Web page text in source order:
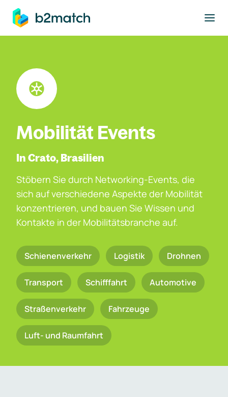
springen
Mobilität Events
In Crato, Brasilien
Stöbern Sie durch Networking-Events, die
sich auf verschiedene Aspekte der Mobilität
konzentrieren, und bauen Sie Wissen und
Kontakte in der Mobilitätsbranche auf.
Schienenverkehr Logistik Drohnen
Transport Schifffahrt Automotive
Straßenverkehr Fahrzeuge
Luft- und Raumfahrt